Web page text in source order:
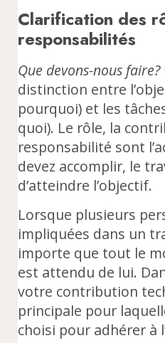
Clarification des
responsabilités
Que devons-nous faire?
distinction entre
pourquoi) et les
quoi). Le rôle, la
responsabilité sont
devez accomplir, le
d’atteindre l’objectif.
Lorsque plusieurs
impliquées dans un
importe que tout le
est attendu de lui.
votre contribution
principale pour
choisi pour adhérer à